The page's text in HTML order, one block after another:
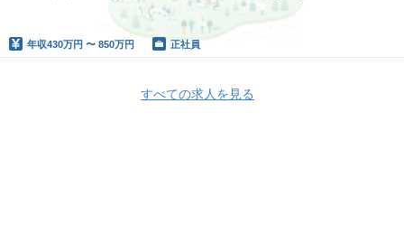
年収430万円 〜 850万円 正社員
すべての求人を見る